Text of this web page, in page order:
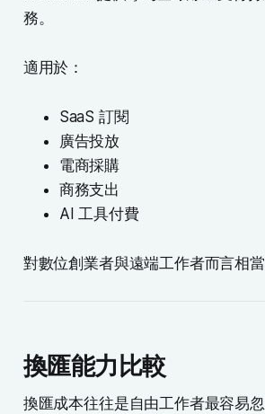
務。
適用於：
SaaS 訂閱
廣告投放
電商採購
商務支出
AI 工具付費
對數位創業者與遠端工作者而言相當
換匯能力比較
換匯成本往往是自由工作者最容易忽